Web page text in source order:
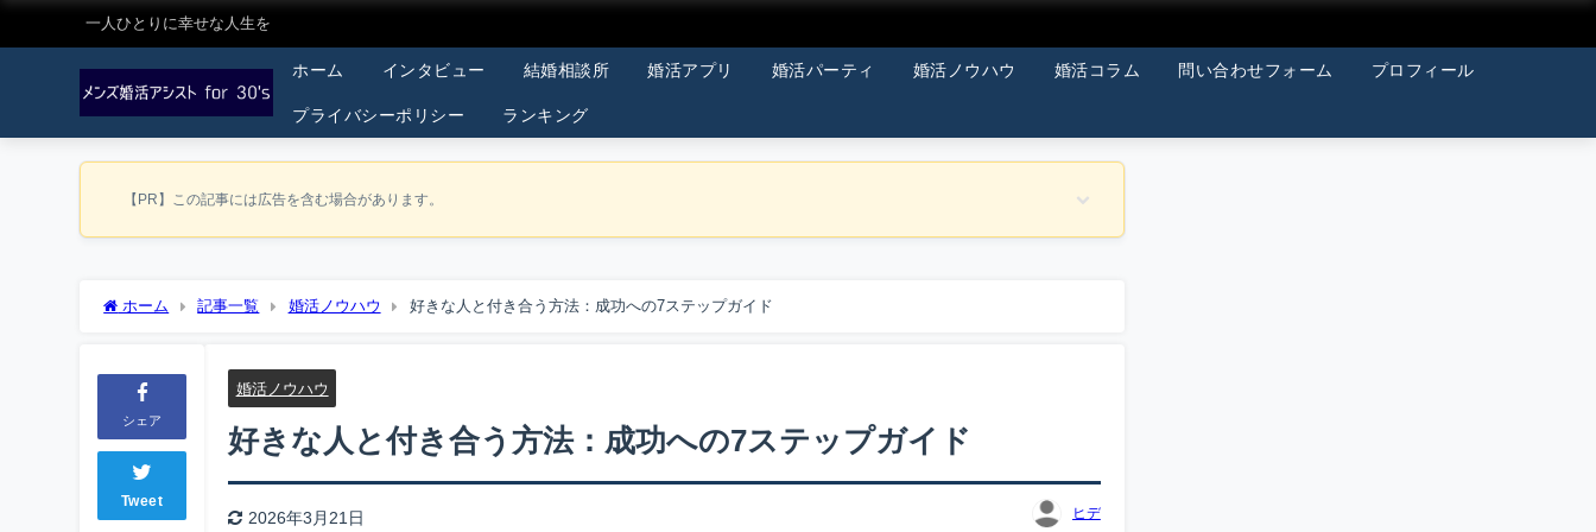
一人ひとりに幸せな人生を
ホーム インタビュー 結婚相談所 婚活アプリ 婚活パーティ 婚活ノウハウ 婚活コラム 問い合わせフォーム プロフィール
プライバシーポリシー ランキング
【PR】この記事には広告を含む場合があります。
ホーム 記事一覧 婚活ノウハウ 好きな人と付き合う方法：成功への7ステップガイド
シェア
Tweet
婚活ノウハウ
好きな人と付き合う方法：成功への7ステップガイド
2026年3月21日 ヒデ